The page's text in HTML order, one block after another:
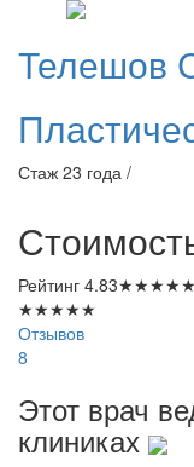
Телешов
Стаж 23 года /
Рейтинг 4.83★★★★★
★★★★★
Отзывов
8
Этот врач
клиниках